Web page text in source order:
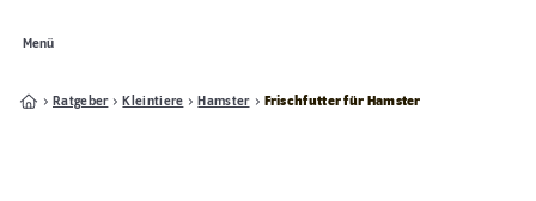
Menü
Ratgeber Kleintiere Hamster Frischfutter für Hamster